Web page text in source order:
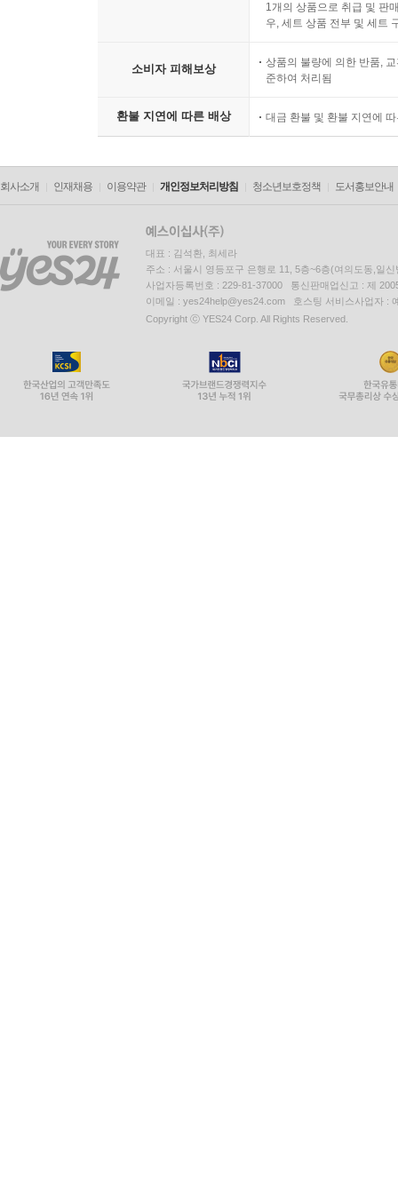
1개의 상품으로 취급 및 판
우, 세트 상품 전부 및 세트
소비자 피해보상
상품의 불량에 의한 반품,
준하여 처리됨
환불 지연에 따른 배상 대금 환불 및 환불 지연에
회사소개 인재채용 이용약관 개인정보처리방침 청소년보호정책 도서홍보안내
대표 : 김석환, 최세라
주소 : 서울시 영등포구 은행로 11, 5층~6층(여의도동,일신
사업자등록번호 : 229-81-37000 통신판매업신고 : 제
이메일 : yes24help@yes24.com 호스팅 서비스사업자 :
Copyright ⓒ YES24 Corp. All Rights Reserved.